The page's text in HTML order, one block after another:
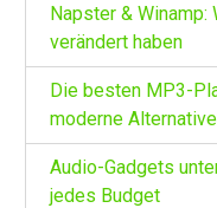
Napster &
verändert haben
Die besten MP3-
moderne
Audio-Gadgets
jedes Budget